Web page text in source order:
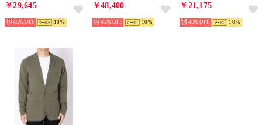
￥29,645
45% 10
￥48,400
45% 10
￥21,175
45% 10